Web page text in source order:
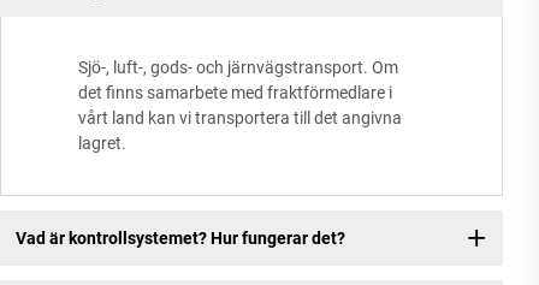
Sjö-, luft-, gods- och järnvägstransport. Om
det finns samarbete med fraktförmedlare i
vårt land kan vi transportera till det angivna
lagret.
Vad är kontrollsystemet? Hur fungerar det?